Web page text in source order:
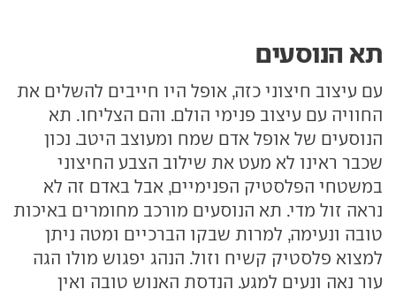
תא הנוסעים
עם עיצוב חיצוני כזה, אופל היו חייבים להשלים את
החוויה עם עיצוב פנימי הולם. והם הצליחו. תא
הנוסעים של אופל אדם שמח ומעוצב היטב. נכון
שכבר ראינו לא מעט את שילוב הצבע החיצוני
במשטחי הפלסטיק הפנימיים, אבל באדם זה לא
נראה זול מדי. תא הנוסעים מורכב מחומרים באיכות
טובה ונעימה, למרות שבקו הברכיים ומטה ניתן
למצוא פלסטיק קשיח וזול. הנהג יפגוש מולו הגה
עור נאה ונעים למגע. הנדסת האנוש טובה ואין